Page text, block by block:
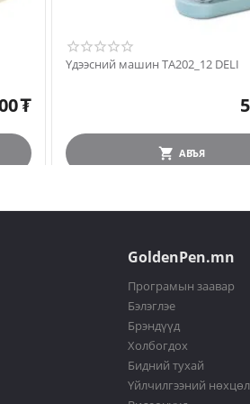
₮
Үдээсний машин TA202_12 DELI
АВЪЯ
GoldenPen.mn
Програмын заавар
Бэлэглэе
Брэндүүд
Холбогдох
Бидний тухай
Үйлчилгээний нөхцөл